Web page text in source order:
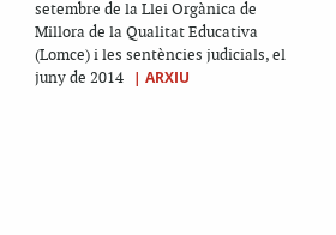
setembre de la Llei Orgànica de
Millora de la Qualitat Educativa
(Lomce) i les sentències judicials, el
juny de 2014
| ARXIU